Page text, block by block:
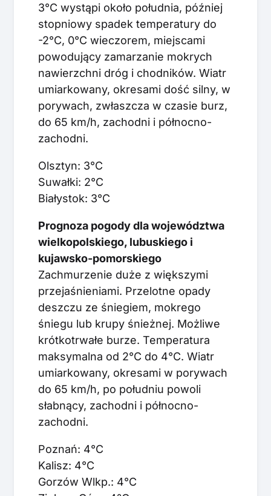
3°C wystąpi około południa, później
stopniowy spadek temperatury do
-2°C, 0°C wieczorem, miejscami
powodujący zamarzanie mokrych
nawierzchni dróg i chodników. Wiatr
umiarkowany, okresami dość silny, w
porywach, zwłaszcza w czasie burz,
do 65 km/h, zachodni i północno-
zachodni.
Olsztyn: 3°C
Suwałki: 2°C
Białystok: 3°C
Prognoza pogody dla województwa
wielkopolskiego, lubuskiego i
kujawsko-pomorskiego
Zachmurzenie duże z większymi
przejaśnieniami. Przelotne opady
deszczu ze śniegiem, mokrego
śniegu lub krupy śnieżnej. Możliwe
krótkotrwałe burze. Temperatura
maksymalna od 2°C do 4°C. Wiatr
umiarkowany, okresami w porywach
do 65 km/h, po południu powoli
słabnący, zachodni i północno-
zachodni.
Poznań: 4°C
Kalisz: 4°C
Gorzów Wlkp.: 4°C